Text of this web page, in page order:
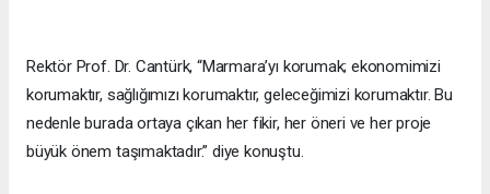
Rektör Prof. Dr. Cantürk, “Marmara’yı korumak; ekonomimizi
korumaktır, sağlığımızı korumaktır, geleceğimizi korumaktır. Bu
nedenle burada ortaya çıkan her fikir, her öneri ve her proje
büyük önem taşımaktadır.” diye konuştu.